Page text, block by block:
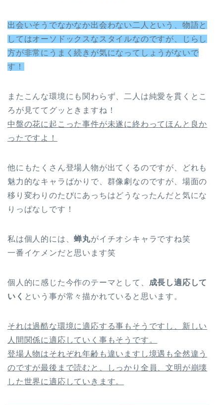
出会いそうでなかなか出会わない二人という、物語と
してはオーソドックスなスタイルなのですが、じらし
方が非常にうまく続きが気になってしょうがないで
す！
またこんな環境にも関わらず、二人は純愛を貫くとこ
ろが見ててグッときますね！
中盤の花に起こった事件が未遂に終わってほんと良か
ったですよ！
他にもたくさん登場人物が出てくるのですが、どれも
魅力的なキャラばかりで、群像劇なのですが、場面の
移り変わりのたびにあっちはどうなったんだと気にな
りっぱなしです！
私は個人的には、蝉丸がイチオシキャラですね笑
一番イケメンだと思います笑
個人的に感じた今作のテーマとして、 成長し適応して
いく という事が常々描かれていると思います。
それは過酷な環境に適応する事もそうですし、新しい
人間関係に適応していく事もそうです。
登場人物はそれぞれ年齢も違いますし境遇も全然違う
のですが最後まで読むと、しっかり全員、文明が崩壊
した世界に適応していきます。